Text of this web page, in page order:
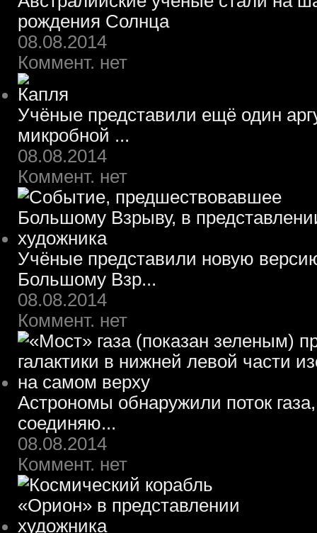
рождения Солнца
08.08.2014
Коммент. нет
Учёные представили ещё один
микробной ...
08.08.2014
Коммент. нет
Учёные представили новую
Большому Взр...
08.08.2014
Коммент. нет
Астрономы обнаружили поток
соединяю...
08.08.2014
Коммент. нет